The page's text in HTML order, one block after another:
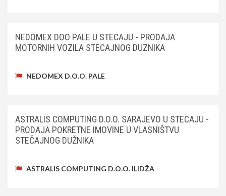
NEDOMEX DOO PALE U STECAJU - PRODAJA
MOTORNIH VOZILA STECAJNOG DUZNIKA
NEDOMEX D.O.O. PALE
ASTRALIS COMPUTING D.O.O. SARAJEVO U STECAJU -
PRODAJA POKRETNE IMOVINE U VLASNIŠTVU
STEČAJNOG DUŽNIKA
ASTRALIS COMPUTING D.O.O. ILIDŽA